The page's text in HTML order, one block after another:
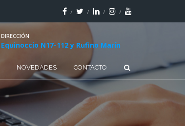
DIRECCIÓN
Equinoccio N17-112 y Rufino Marín
NOVEDADES CONTACTO